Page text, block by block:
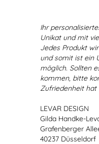
Ihr
Unikat und mit
Jedes Produkt
und somit ist ein
möglich. Sollten
kommen, bitte
Zufriedenheit hat
LEVAR DESIGN
Gilda Handke-
Grafenberger
40237 Düsseldorf